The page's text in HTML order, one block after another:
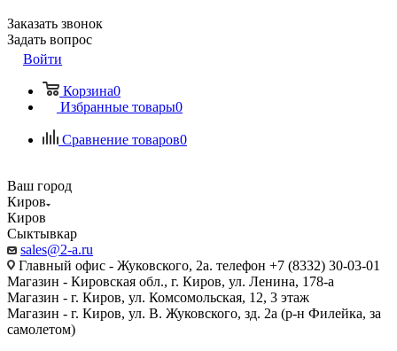
Заказать звонок
Задать вопрос
Войти
Корзина0
Избранные товары0
Сравнение товаров0
Ваш город
Киров
Киров
Сыктывкар
sales@2-a.ru
Главный офис - Жуковского, 2а. телефон +7 (8332) 30-03-01
Магазин - Кировская обл., г. Киров, ул. Ленина, 178-а
Магазин - г. Киров, ул. Комсомольская, 12, 3 этаж
Магазин - г. Киров, ул. В. Жуковского, зд. 2а (р-н Филейка, за
самолетом)